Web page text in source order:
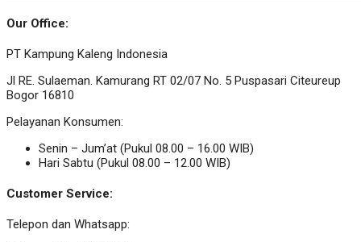
Our Office:
PT Kampung Kaleng Indonesia
Jl RE. Sulaeman. Kamurang RT 02/07 No. 5 Puspasari Citeureup
Bogor 16810
Pelayanan Konsumen:
Senin – Jum’at (Pukul 08.00 – 16.00 WIB)
Hari Sabtu (Pukul 08.00 – 12.00 WIB)
Customer Service:
Telepon dan Whatsapp: